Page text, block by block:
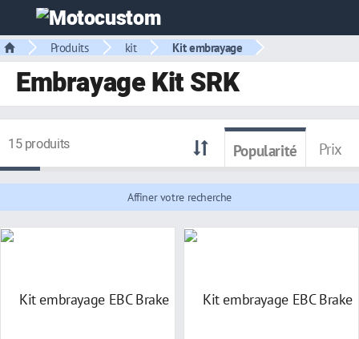
Produits kit Kit embrayage
Embrayage Kit SRK
15 produits Popularité Prix
Affiner votre recherche